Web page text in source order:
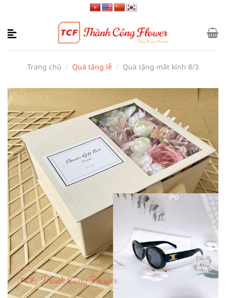
nội
Trang chủ / Quà tặng lễ / Quà tặng mắt kính 8/3